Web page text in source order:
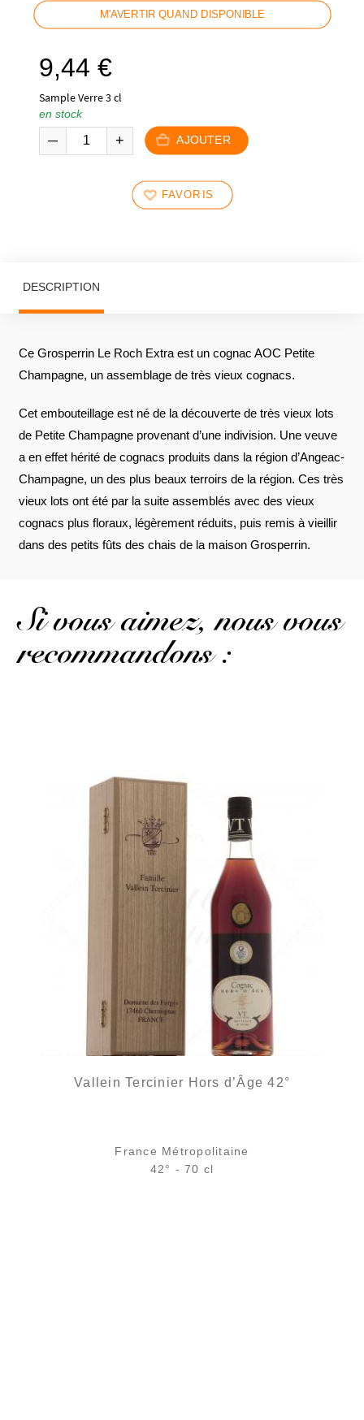
M'AVERTIR QUAND DISPONIBLE
9,44 €
Sample Verre 3 cl
en stock
AJOUTER
FAVORIS
DESCRIPTION
Ce Grosperrin Le Roch Extra est un cognac AOC Petite
Champagne, un assemblage de très vieux cognacs.
Cet embouteillage est né de la découverte de très vieux lots
de Petite Champagne provenant d’une indivision. Une veuve
a en effet hérité de cognacs produits dans la région d’Angeac-
Champagne, un des plus beaux terroirs de la région. Ces très
vieux lots ont été par la suite assemblés avec des vieux
cognacs plus floraux, légèrement réduits, puis remis à vieillir
dans des petits fûts des chais de la maison Grosperrin.
Si vous aimez, nous vous
recommandons :
Vallein Tercinier Hors d’Âge 42°
France Métropolitaine
42° - 70 cl